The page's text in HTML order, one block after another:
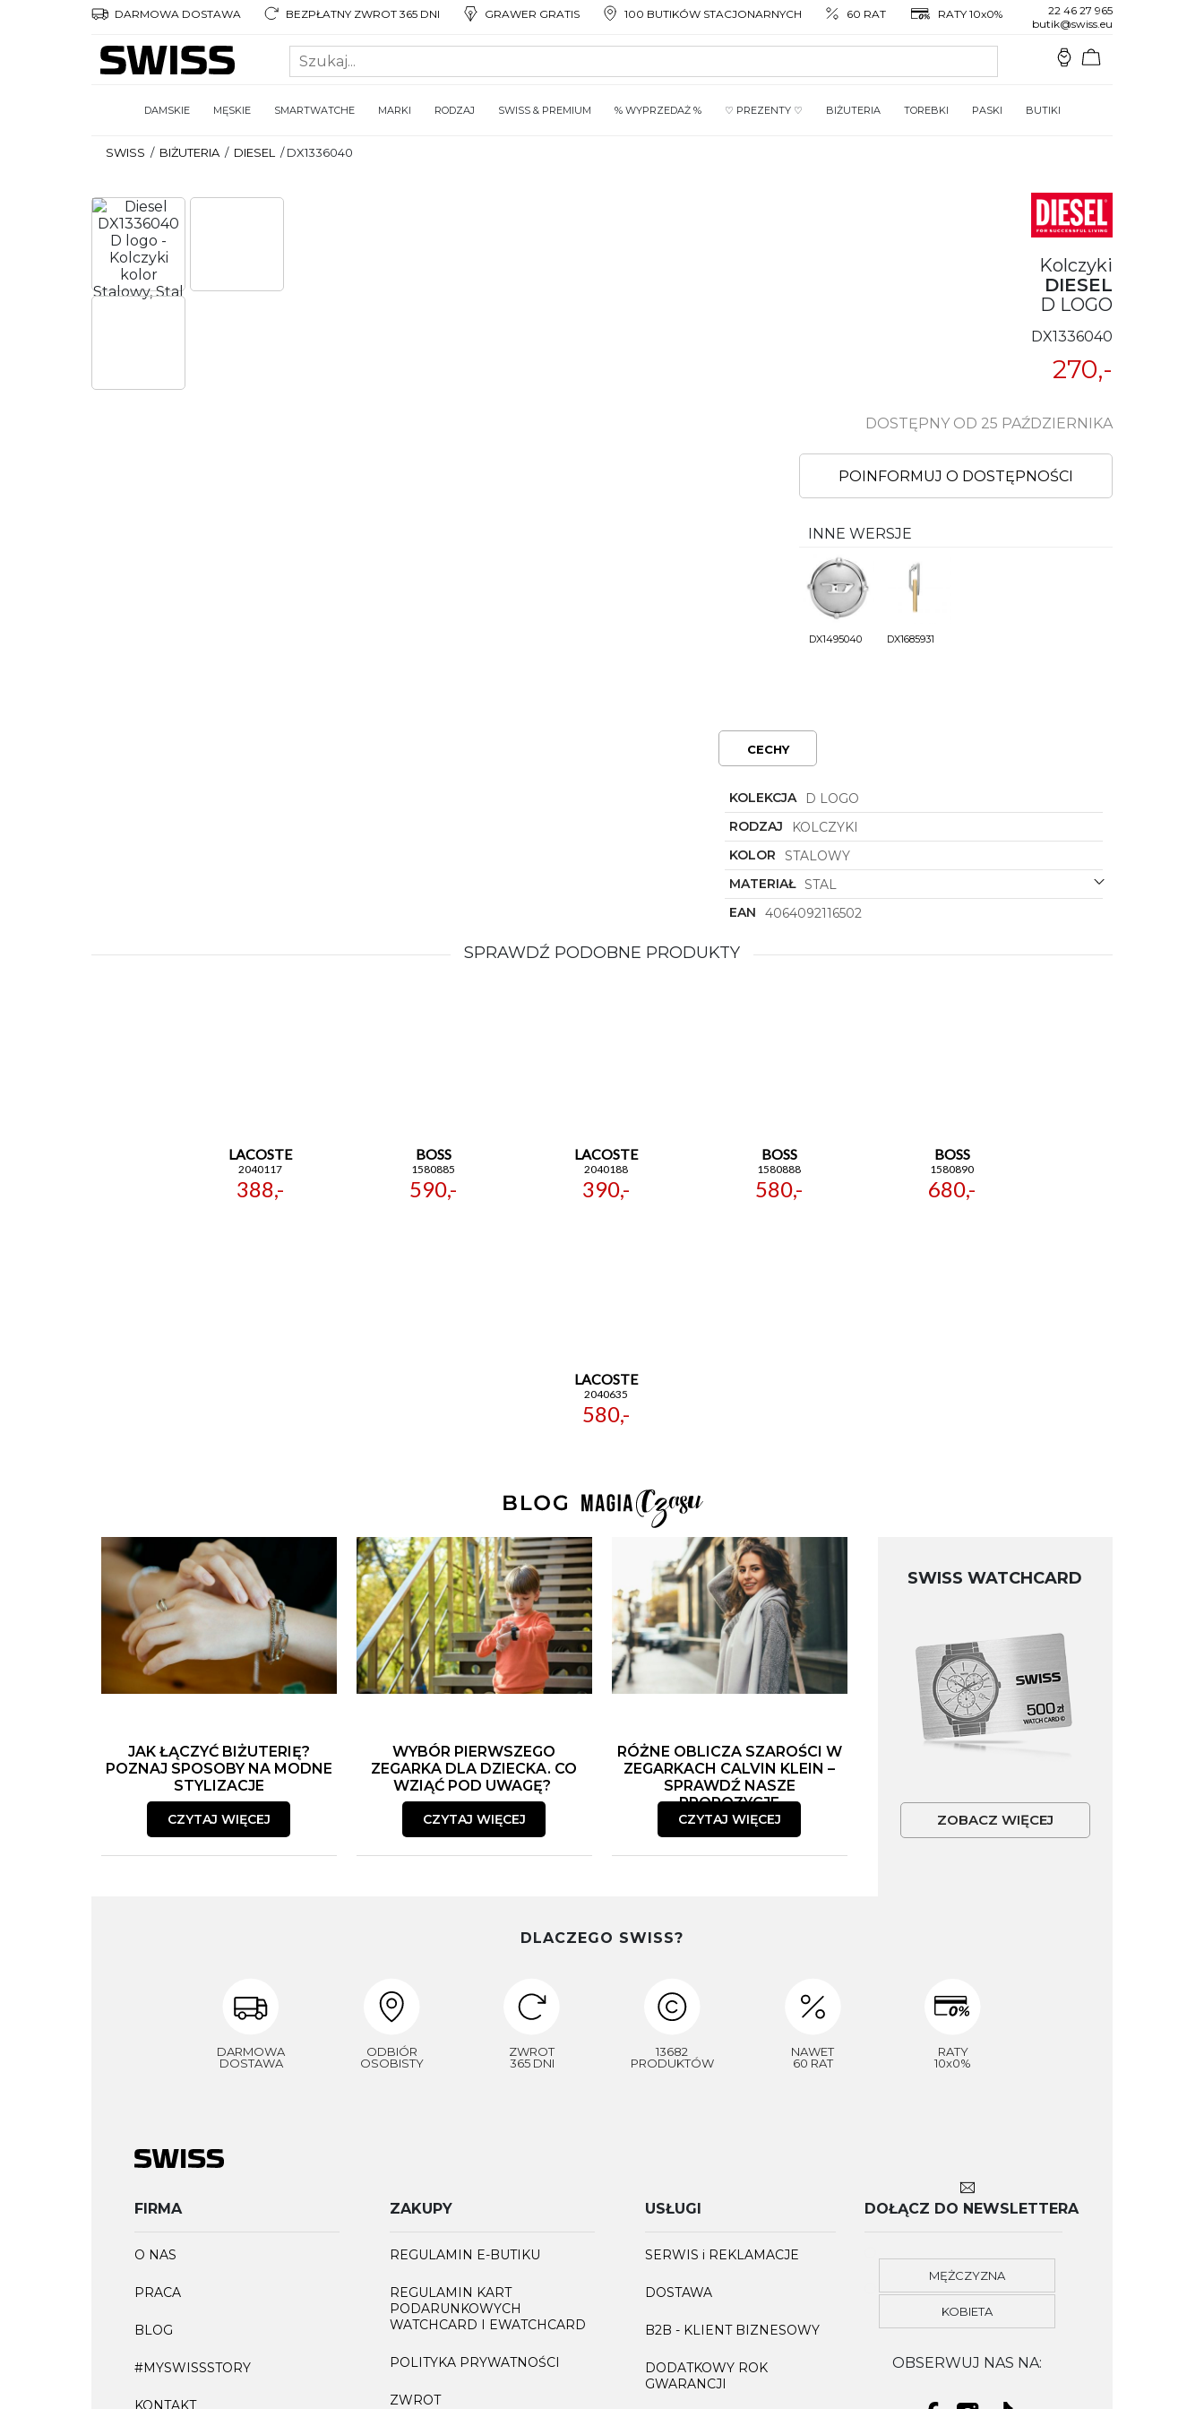
DARMOWA DOSTAWA BEZPŁATNY ZWROT 365 DNI GRAWER GRATIS 100 BUTIKÓW STACJONARNYCH 60 RAT RATY 10x0%
22 46 27 965
butik@swiss.eu
DAMSKIE MĘSKIE SMARTWATCHE MARKI RODZAJ SWISS & PREMIUM % WYPRZEDAŻ % ♡ PREZENTY ♡ BIŻUTERIA TOREBKI PASKI BUTIKI
SWISS / BIŻUTERIA / DIESEL /DX1336040
Kolczyki
DIESEL
D LOGO
DX1336040
270,-
DOSTĘPNY OD 25 PAŹDZIERNIKA
POINFORMUJ O DOSTĘPNOŚCI
INNE WERSJE
DX1495040 DX1685931
CECHY
KOLEKCJA
D LOGO
RODZAJ
KOLCZYKI
KOLOR
STALOWY
MATERIAŁ STAL
EAN
4064092116502
SPRAWDŹ PODOBNE PRODUKTY
LACOSTE
2040117
388,-
BOSS
1580885
590,-
LACOSTE
2040188
390,-
BOSS
1580888
580,-
BOSS
1580890
680,-
LACOSTE
2040635
580,-
JAK ŁĄCZYĆ BIŻUTERIĘ?
POZNAJ SPOSOBY NA MODNE
STYLIZACJE
CZYTAJ WIĘCEJ
WYBÓR PIERWSZEGO
ZEGARKA DLA DZIECKA. CO
WZIĄĆ POD UWAGĘ?
CZYTAJ WIĘCEJ
RÓŻNE OBLICZA SZAROŚCI W
ZEGARKACH CALVIN KLEIN –
SPRAWDŹ NASZE
PROPOZYCJE
CZYTAJ WIĘCEJ
SWISS WATCHCARD
ZOBACZ WIĘCEJ
DLACZEGO SWISS?
DARMOWA
DOSTAWA
ODBIÓR
OSOBISTY
ZWROT
365 DNI
13682
PRODUKTÓW
NAWET
60 RAT
RATY
10x0%
FIRMA
O NAS
PRACA
BLOG
#MYSWISSSTORY
KONTAKT
ZAKUPY
REGULAMIN E-BUTIKU
REGULAMIN KART
PODARUNKOWYCH
WATCHCARD I EWATCHCARD
POLITYKA PRYWATNOŚCI
ZWROT
USŁUGI
SERWIS i REKLAMACJE
DOSTAWA
B2B - KLIENT BIZNESOWY
DODATKOWY ROK
GWARANCJI
DOŁĄCZ DO NEWSLETTERA
MĘŻCZYZNA
KOBIETA
OBSERWUJ NAS NA: